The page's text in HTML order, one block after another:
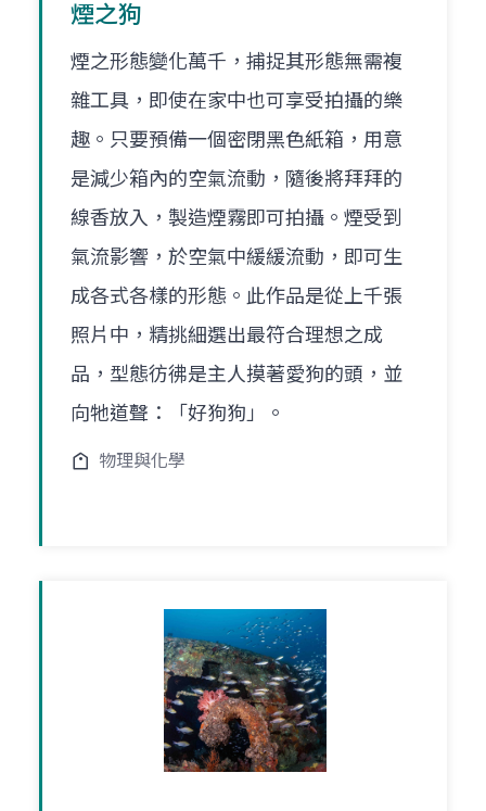
煙之狗
煙之形態變化萬千，捕捉其形態無需複
雜工具，即使在家中也可享受拍攝的樂
趣。只要預備一個密閉黑色紙箱，用意
是減少箱內的空氣流動，隨後將拜拜的
線香放入，製造煙霧即可拍攝。煙受到
氣流影響，於空氣中緩緩流動，即可生
成各式各樣的形態。此作品是從上千張
照片中，精挑細選出最符合理想之成
品，型態彷彿是主人摸著愛狗的頭，並
向牠道聲：「好狗狗」。
物理與化學